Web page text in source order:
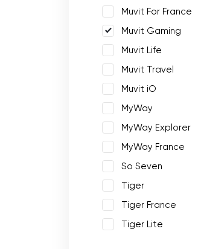
Muvit For France
Muvit Gaming
Muvit Life
Muvit Travel
Muvit iO
MyWay
MyWay Explorer
MyWay France
So Seven
Tiger
Tiger France
Tiger Lite